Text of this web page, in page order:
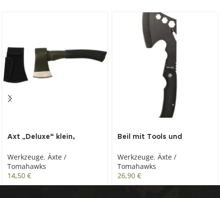
Axt „Deluxe“ klein,
Werkzeuge, Äxte /
Tomahawks
14,50 €
Beil mit Tools und
Werkzeuge, Äxte /
Tomahawks
26,90 €